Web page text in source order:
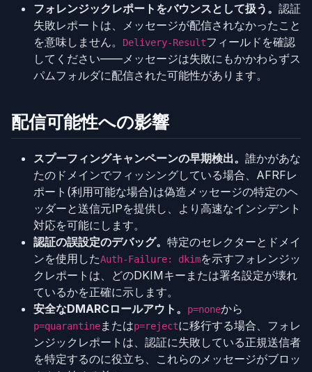
フォレンジックレポートをバウンスとして扱う。 認証
失敗レポートは、メッセージが配信されなかったこと
を意味しません。
Delivery-Resultフィールドを確認
してください——メッセージは失敗にもかかわらずス
パムフォルダに配信された可能性があります。
配信可能性への影響
スプーフィングキャンペーンの早期検出。 誰かがあな
たのドメインでフィッシングしている場合、AFRFレ
ポート(利用可能な場合)は偽造メッセージの特定のヘ
ッダーと送信元IPを提供し、より高速なインシデント
対応を可能にします。
認証の誤設定のデバッグ。 特定のセレクターとドメイ
ンを使用したAuth-Failure: dkimを示すフォレンジッ
クレポートは、どのDKIMキーまたは署名設定が壊れ
ているかを正確に示します。
安全なDMARCロールアウト。
p=noneから
p=quarantineまたはp=rejectに移行する場合、フォレ
ンジックレポートは、認証に失敗している正規送信者
を特定するのに役立ち、これらのメッセージがブロッ